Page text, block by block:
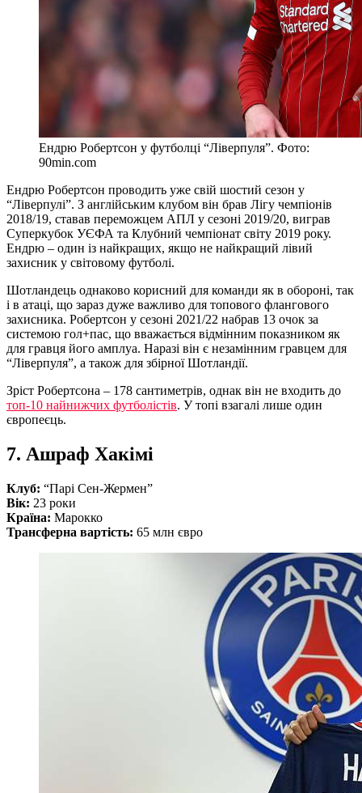
Ендрю Робертсон у футболці “Ліверпуля”. Фото:
90min.com
Ендрю Робертсон проводить уже свій шостий сезон у
“Ліверпулі”. З англійським клубом він брав Лігу чемпіонів
2018/19, ставав переможцем АПЛ у сезоні 2019/20, виграв
Суперкубок УЄФА та Клубний чемпіонат світу 2019 року.
Ендрю – один із найкращих, якщо не найкращий лівий
захисник у світовому футболі.
Шотландець однаково корисний для команди як в обороні, так
і в атаці, що зараз дуже важливо для топового флангового
захисника. Робертсон у сезоні 2021/22 набрав 13 очок за
системою гол+пас, що вважається відмінним показником як
для гравця його амплуа. Наразі він є незамінним гравцем для
“Ліверпуля”, а також для збірної Шотландії.
Зріст Робертсона – 178 сантиметрів, однак він не входить до
топ-10 найнижчих футболістів. У топі взагалі лише один
європеєць.
7. Ашраф Хакімі
Клуб: “Парі Сен-Жермен”
Вік: 23 роки
Країна: Марокко
Трансферна вартість: 65 млн євро